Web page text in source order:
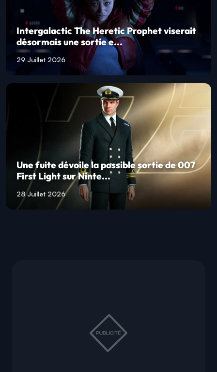
Intergalactic The Heretic Prophet viserait
désormais une sortie e...
29 Juillet 2026
Une fuite dévoile la possible sortie de 007
First Light sur Ninte...
28 Juillet 2026